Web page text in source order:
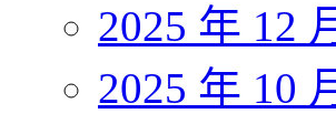
2025 年 12
2025 年 10